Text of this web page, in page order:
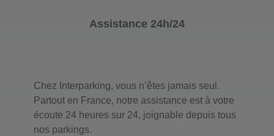
Assistance 24h/24
Chez Interparking, vous n’êtes jamais seul.
Partout en France, notre assistance est à votre
écoute 24 heures sur 24, joignable depuis tous
nos parkings.